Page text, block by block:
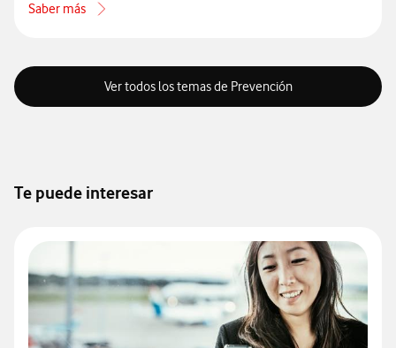
Saber más
acerca de Cómo poner una reclamación en Vodafone
Ver todos los temas de Prevención
Te puede interesar